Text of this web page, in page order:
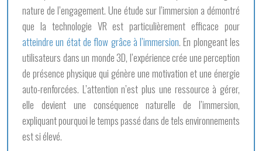
nature de l’engagement. Une étude sur l’immersion a démontré
que la technologie VR est particulièrement efficace pour
atteindre un état de flow grâce à l’immersion. En plongeant les
utilisateurs dans un monde 3D, l’expérience crée une perception
de présence physique qui génère une motivation et une énergie
auto-renforcées. L’attention n’est plus une ressource à gérer,
elle devient une conséquence naturelle de l’immersion,
expliquant pourquoi le temps passé dans de tels environnements
est si élevé.